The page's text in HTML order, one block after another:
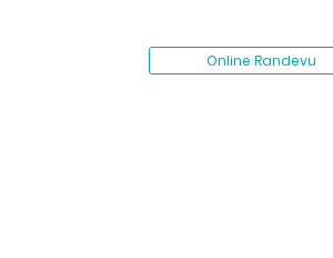
Online Randevu